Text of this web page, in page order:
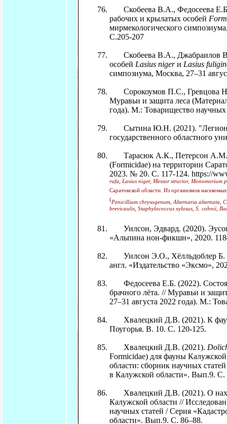
Скобеева В.А., Федосеева Е.Б.
рабочих и крылатых особей
мирмекологического
С.205-207
Скобеева В.А., Джабраилов
особей Lasius nigerи Lasius
симпозиума, Москва, 27–31
Сорокоумов П.С., Гревцова
Муравьи и защита леса
года). М.: Товарищество
Сытина Ю.Н. (2021). "Легион
государственного областного
Тарасюк А.К., Петерсон А.М.
(Formicidae) на территории
2023. № 20. С. 117-124. https://
rufa, Lasius niger, Messor structor, Monomorium
Саратовской области. Из организмов
(Penicillium chrysоgenum, Alternaria alternata,
brevicaulis, Staphylococcus xylosus, S. сohnii,
Уилсон, Эдвард. (2020).
«Альпина нон-фикшн», 2020.
Уилсон Э.О., Хёлльдоблер Б.
англ. «Издательство «Эксмо»,
Федосеева Е.Б. (2022).
брачного лёта. // Муравьи и
27–31 августа 2022 года). М.:
Хвалецкий Д.В. (2021). К
Поугорья. В. 10. С. 120-125.
Хвалецкий Д.В. (2021).
Formicidae) для фауны
области: сборник научных
в Калужской области». Вып.9. С.
Хвалецкий Д.В. (2021). О
Калужской области //
научных статей / Серия
области». Вып.9. С. 86–88.